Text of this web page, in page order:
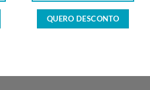
QUERO DESCONTO